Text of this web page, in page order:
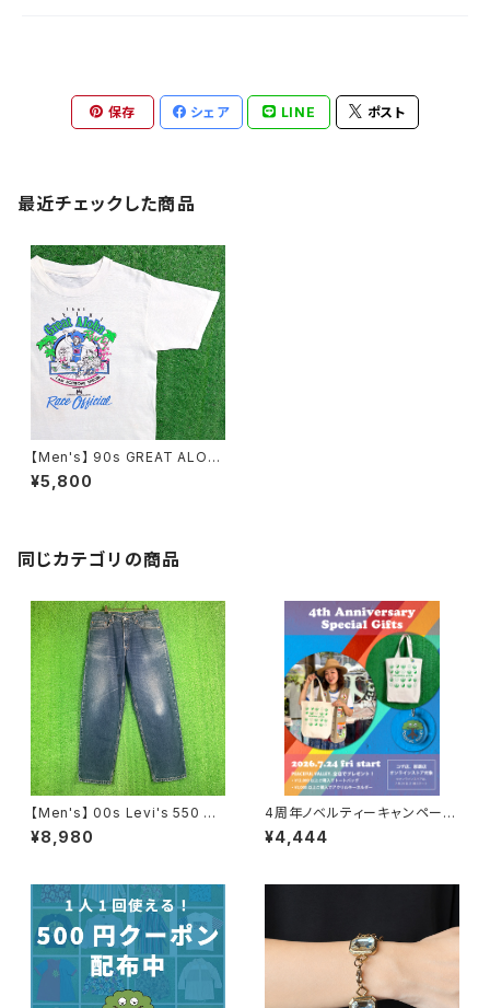
保存 シェア LINE ポスト
最近チェックした商品
【Men's】 90s GREAT ALOH
A RUN イラスト Tシャツ / 90
年代 ティーシャツ T-Shirt 古着
¥5,800
同じカテゴリの商品
【Men's】 00s Levi's 550 デ
ニムパンツ / 古着 リーバイス ジ
ーンズ ジーパン メンズ デニム
¥8,980
4周年ノベルティーキャンペーン
開催中！
¥4,444